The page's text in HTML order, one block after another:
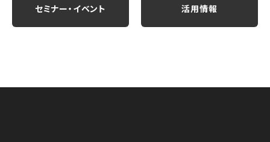
セミナー・イベント 活用情報